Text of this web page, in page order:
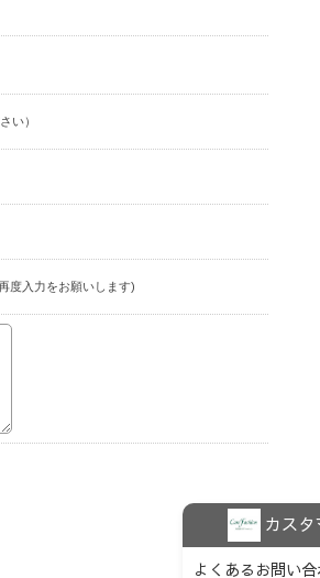
い）
度入力をお願いします)
カスタ
よくあるお問い合